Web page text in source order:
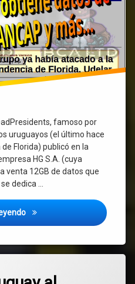
famoso por
uruguayos (el último hace
Florida) publicó en la
HG S.A. (cuya
venta 12GB de datos que
dedica …
Hackeo a empresa HG de